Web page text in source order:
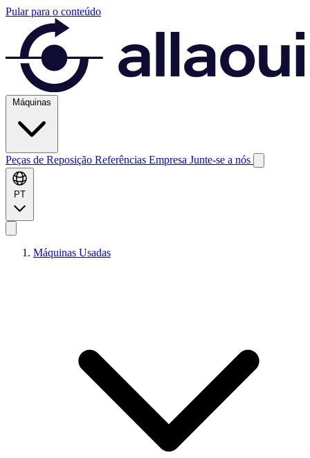
Pular para o conteúdo
Máquinas
Peças de Reposição Referências Empresa Junte-se a nós
PT
Máquinas Usadas